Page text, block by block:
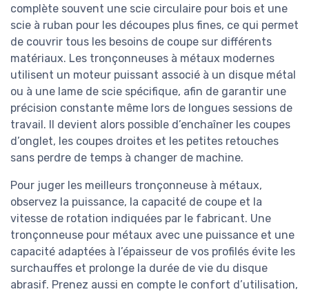
complète souvent une scie circulaire pour bois et une
scie à ruban pour les découpes plus fines, ce qui permet
de couvrir tous les besoins de coupe sur différents
matériaux. Les tronçonneuses à métaux modernes
utilisent un moteur puissant associé à un disque métal
ou à une lame de scie spécifique, afin de garantir une
précision constante même lors de longues sessions de
travail. Il devient alors possible d’enchaîner les coupes
d’onglet, les coupes droites et les petites retouches
sans perdre de temps à changer de machine.
Pour juger les meilleurs tronçonneuse à métaux,
observez la puissance, la capacité de coupe et la
vitesse de rotation indiquées par le fabricant. Une
tronçonneuse pour métaux avec une puissance et une
capacité adaptées à l’épaisseur de vos profilés évite les
surchauffes et prolonge la durée de vie du disque
abrasif. Prenez aussi en compte le confort d’utilisation,